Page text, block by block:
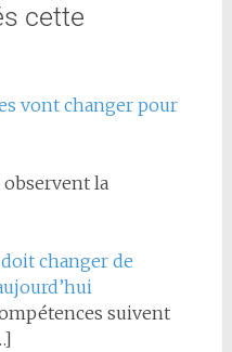
cette
vont changer pour
la
changer de
suivent